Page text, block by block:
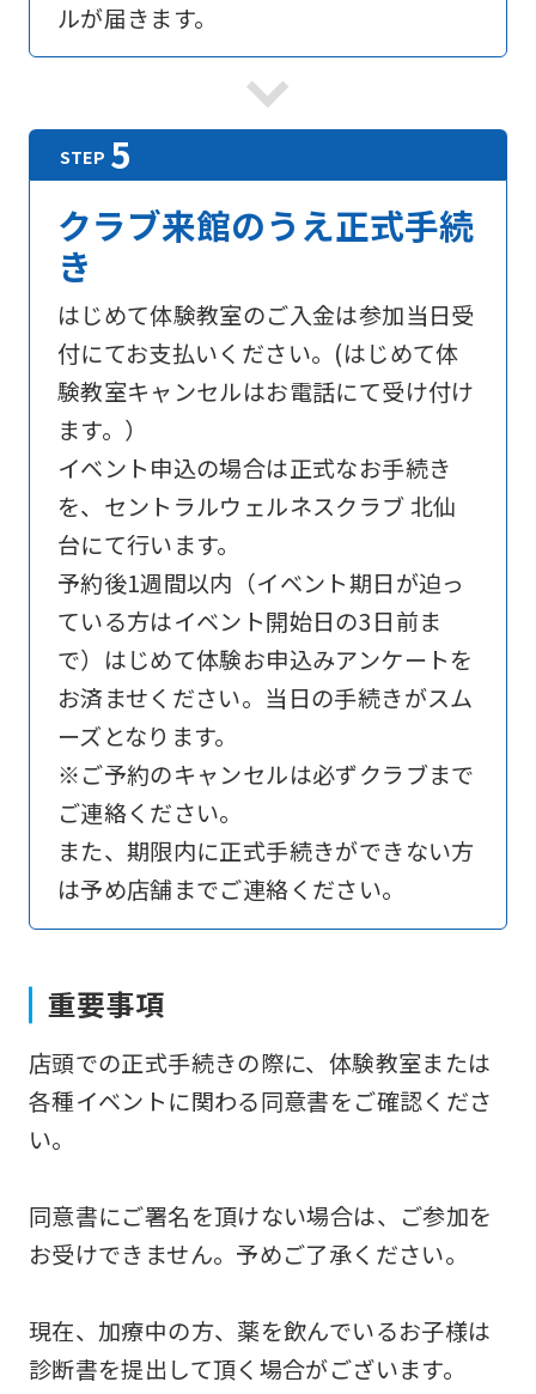
ルが届きます。
クラブ来館のうえ正式手続
き
はじめて体験教室のご入金は参加当日受
付にてお支払いください。(はじめて体
験教室キャンセルはお電話にて受け付け
ます。）
イベント申込の場合は正式なお手続き
を、セントラルウェルネスクラブ 北仙
台にて行います。
予約後1週間以内（イベント期日が迫っ
ている方はイベント開始日の3日前ま
で）はじめて体験お申込みアンケートを
お済ませください。当日の手続きがスム
ーズとなります。
※ご予約のキャンセルは必ずクラブまで
ご連絡ください。
また、期限内に正式手続きができない方
は予め店舗までご連絡ください。
重要事項
店頭での正式手続きの際に、体験教室または
各種イベントに関わる同意書をご確認くださ
い。
同意書にご署名を頂けない場合は、ご参加を
お受けできません。予めご了承ください。
現在、加療中の方、薬を飲んでいるお子様は
診断書を提出して頂く場合がございます。
For
foreigners
Central
official
website
is
translated
into
Click
the
link
below
automatic
to
return
to
page.
However,
if
use
an
automatic
translation
service,